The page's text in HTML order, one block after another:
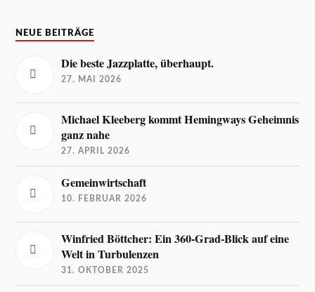
NEUE BEITRÄGE
Die beste Jazzplatte, überhaupt.
27. MAI 2026
Michael Kleeberg kommt Hemingways Geheimnis
ganz nahe
27. APRIL 2026
Gemeinwirtschaft
10. FEBRUAR 2026
Winfried Böttcher: Ein 360-Grad-Blick auf eine
Welt in Turbulenzen
31. OKTOBER 2025